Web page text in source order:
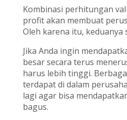
Kombinasi perhitungan
profit akan membuat
Oleh karena itu,
Jika Anda ingin
besar secara terus
harus lebih tinggi.
terdapat di dalam
lagi agar bisa
bagus.